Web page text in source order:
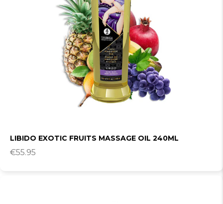
LIBIDO EXOTIC FRUITS MASSAGE OIL 240ML
€55.95